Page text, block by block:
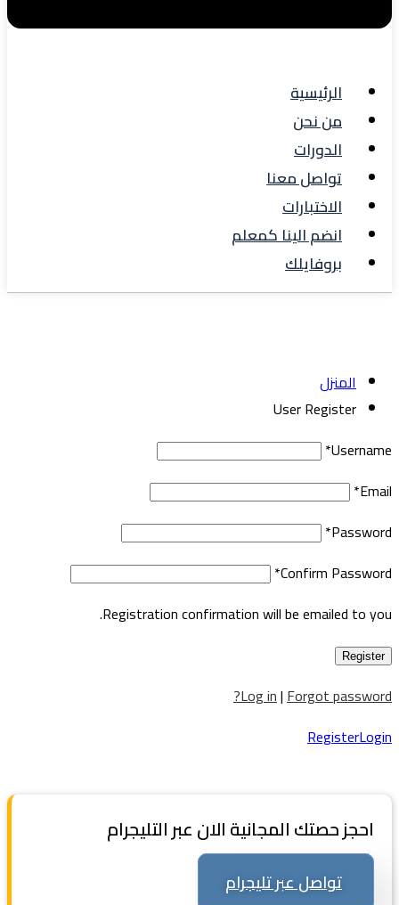
الرئيسية
من نحن
الدورات
تواصل معنا
الاختبارات
انضم الينا كمعلم
بروفايلك
المنزل
User Register
Username
*
Email
*
Password
*
Confirm Password
*
Registration confirmation will be emailed to you.
Log in|Forgot password?
RegisterLogin
احجز حصتك المجانية الان عبر التليجرام
تواصل عبر تليجرام